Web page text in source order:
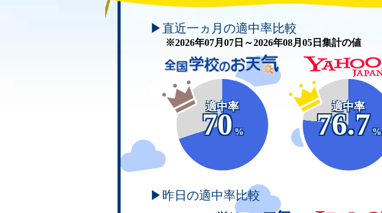
▶直近一ヵ月の適中率比較
※2026年07月07日～2026年08月05日集計の値
適中率
70
%
適中率
76.7
%
▶昨日の適中率比較